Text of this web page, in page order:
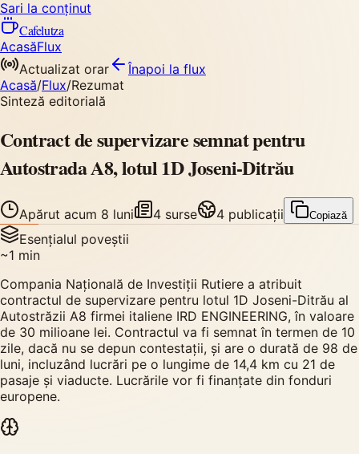
Sari la conținut
Cafelutza
AcasăFlux
Actualizat orar
Înapoi la flux
Acasă/Flux/Rezumat
Sinteză editorială
Contract de supervizare semnat pentru
Autostrada A8, lotul 1D Joseni-Ditrău
Apărut acum 8 luni 4 surse 4 publicații Copiază
Esențialul poveștii
~1 min
Compania Națională de Investiții Rutiere a atribuit
contractul de supervizare pentru lotul 1D Joseni-Ditrău al
Autostrăzii A8 firmei italiene IRD ENGINEERING, în valoare
de 30 milioane lei. Contractul va fi semnat în termen de 10
zile, dacă nu se depun contestații, și are o durată de 98 de
luni, incluzând lucrări pe o lungime de 14,4 km cu 21 de
pasaje și viaducte. Lucrările vor fi finanțate din fonduri
europene.